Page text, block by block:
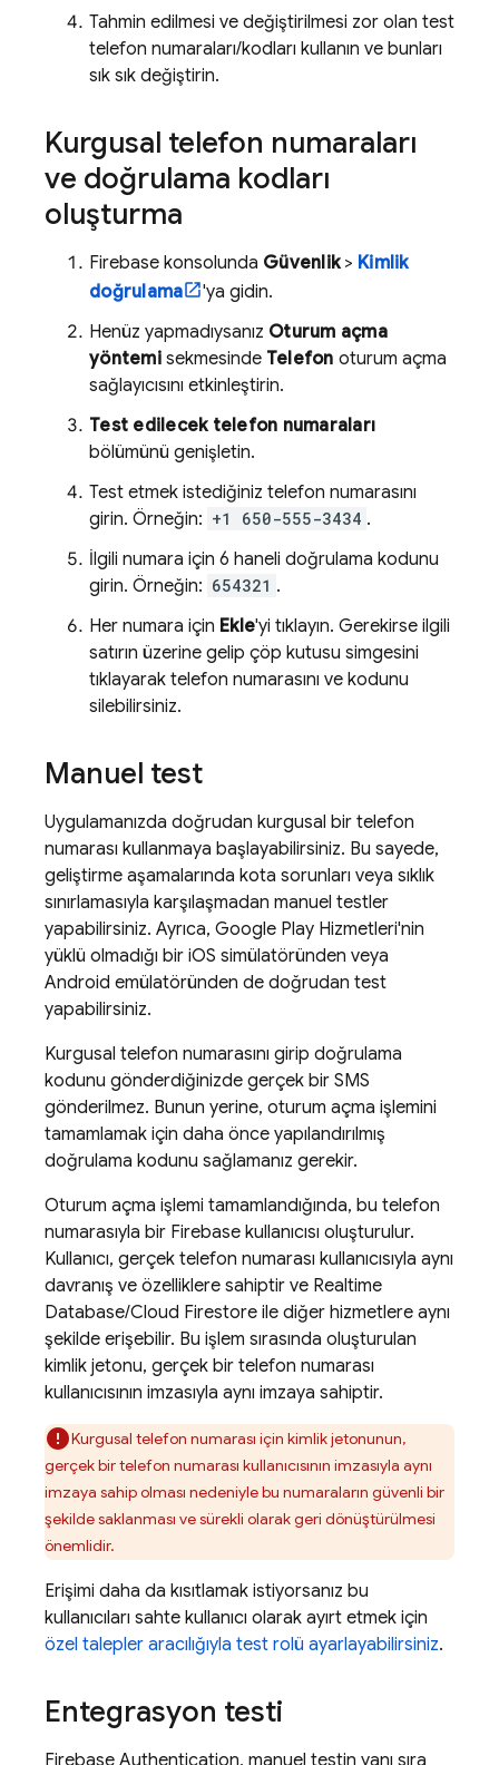
Tahmin edilmesi ve değiştirilmesi zor olan test
telefon numaraları/kodları kullanın ve bunları
sık sık değiştirin.
Kurgusal telefon numaraları
ve doğrulama kodları
oluşturma
Firebase konsolunda Güvenlik> Kimlik
doğrulama
'ya gidin.
Henüz yapmadıysanız Oturum açma
yöntemisekmesinde Telefon oturum açma
sağlayıcısını etkinleştirin.
Test edilecek telefon numaraları
bölümünü genişletin.
Test etmek istediğiniz telefon numarasını
girin. Örneğin: +1 650-555-3434 .
İlgili numara için 6 haneli doğrulama kodunu
girin. Örneğin: 654321 .
Her numara için Ekle'yi tıklayın. Gerekirse ilgili
satırın üzerine gelip çöp kutusu simgesini
tıklayarak telefon numarasını ve kodunu
silebilirsiniz.
Manuel test
Uygulamanızda doğrudan kurgusal bir telefon
numarası kullanmaya başlayabilirsiniz. Bu sayede,
geliştirme aşamalarında kota sorunları veya sıklık
sınırlamasıyla karşılaşmadan manuel testler
yapabilirsiniz. Ayrıca, Google Play Hizmetleri'nin
yüklü olmadığı bir iOS simülatöründen veya
Android emülatöründen de doğrudan test
yapabilirsiniz.
Kurgusal telefon numarasını girip doğrulama
kodunu gönderdiğinizde gerçek bir SMS
gönderilmez. Bunun yerine, oturum açma işlemini
tamamlamak için daha önce yapılandırılmış
doğrulama kodunu sağlamanız gerekir.
Oturum açma işlemi tamamlandığında, bu telefon
numarasıyla bir Firebase kullanıcısı oluşturulur.
Kullanıcı, gerçek telefon numarası kullanıcısıyla aynı
davranış ve özelliklere sahiptir ve Realtime
Database/Cloud Firestore ile diğer hizmetlere aynı
şekilde erişebilir. Bu işlem sırasında oluşturulan
kimlik jetonu, gerçek bir telefon numarası
kullanıcısının imzasıyla aynı imzaya sahiptir.
Kurgusal telefon numarası için kimlik jetonunun,
gerçek bir telefon numarası kullanıcısının imzasıyla aynı
imzaya sahip olması nedeniyle bu numaraların güvenli bir
şekilde saklanması ve sürekli olarak geri dönüştürülmesi
önemlidir.
Erişimi daha da kısıtlamak istiyorsanız bu
kullanıcıları sahte kullanıcı olarak ayırt etmek için
özel talepler aracılığıyla test rolü ayarlayabilirsiniz.
Entegrasyon testi
Firebase Authentication, manuel testin yanı sıra